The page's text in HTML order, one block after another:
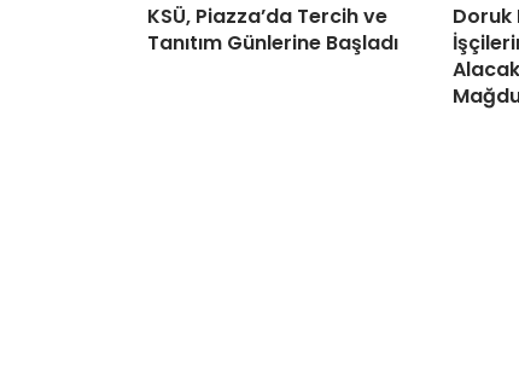
KSÜ, Piazza’da Tercih ve
Tanıtım Günlerine Başladı
Doruk